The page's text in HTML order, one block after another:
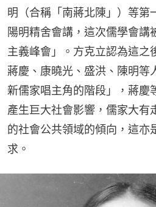
明（合稱「南蔣北陳」）等第
陽明精舍會講，這次儒學會講
主義峰會」。方克立認為這之
蔣慶、康曉光、盛洪、陳明等
新儒家唱主角的階段」，蔣慶
產生巨大社會影響，儒家大有
的社會公共領域的傾向，這亦
求。